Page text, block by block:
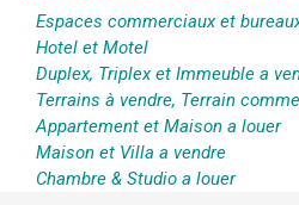
Espaces commerciaux et
Hotel et Motel
Duplex, Triplex et Immeuble a
Terrains à vendre, Terrain
Appartement et Maison a louer
Maison et Villa a vendre
Chambre & Studio a louer